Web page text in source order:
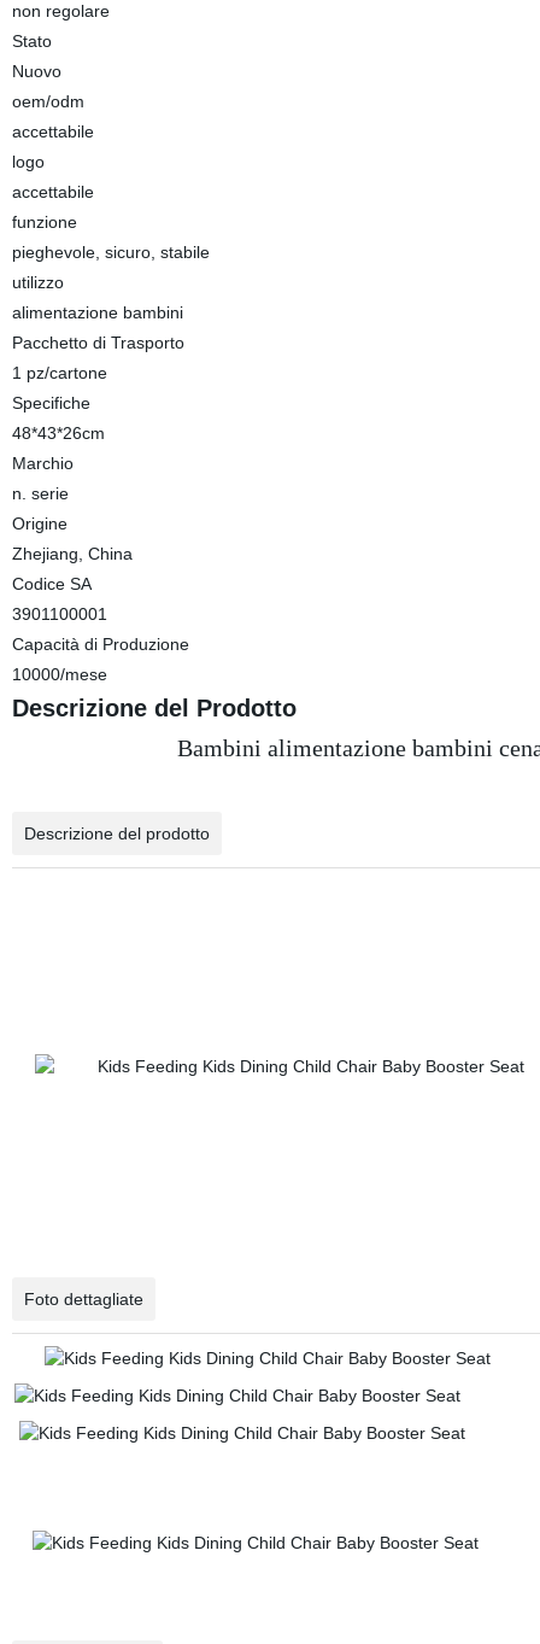
non regolare
Stato
Nuovo
oem/odm
accettabile
logo
accettabile
funzione
pieghevole, sicuro, stabile
utilizzo
alimentazione bambini
Pacchetto di Trasporto
1 pz/cartone
Specifiche
48*43*26cm
Marchio
n. serie
Origine
Zhejiang, China
Codice SA
3901100001
Capacità di Produzione
10000/mese
Descrizione del Prodotto
Bambini alimentazione bambini
Descrizione del prodotto
Foto dettagliate